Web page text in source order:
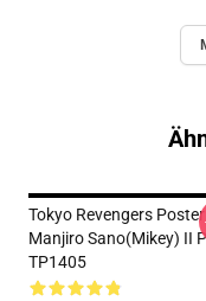
Tokyo Revengers
Manjiro Sano(Mikey) II
TP1405